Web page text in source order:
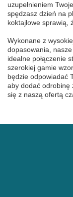
uzupełnieniem
spędzasz dzień na
koktajlowe sprawią,
Wykonane z
dopasowania,
idealne połączenie
szerokiej gamie
będzie odpowiadać
aby dodać odrobinę
się z naszą ofertą